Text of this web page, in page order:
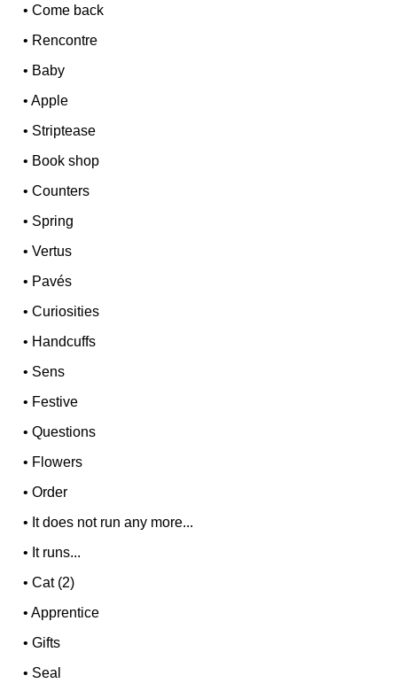
•Come back
• Rencontre
• Baby
•Apple
• Striptease
• Book shop
•Counters
• Spring
•Vertus
• Pavés
•Curiosities
• Handcuffs
• Sens
• Festive
•Questions
• Flowers
•Order
• It does not run any more...
• It runs...
•Cat (2)
•Apprentice
•Gifts
• Seal